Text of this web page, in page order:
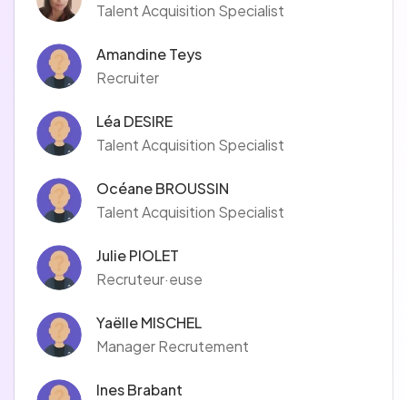
Talent Acquisition Specialist
Amandine Teys
Recruiter
Léa DESIRE
Talent Acquisition Specialist
Océane BROUSSIN
Talent Acquisition Specialist
Julie PIOLET
Recruteur·euse
Yaëlle MISCHEL
Manager Recrutement
Ines Brabant